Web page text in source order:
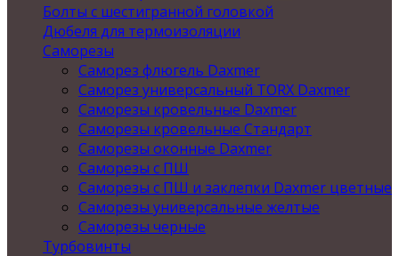
Болты с шестигранной головкой
Дюбеля для термоизоляции
Саморезы
Саморез флюгель Daxmer
Саморез универсальный TORX Daxmer
Саморезы кровельные Daxmer
Саморезы кровельные Стандарт
Саморезы оконные Daxmer
Саморезы с ПШ
Саморезы с ПШ и заклепки Daxmer цветные
Саморезы универсальные желтые
Саморезы черные
Турбовинты